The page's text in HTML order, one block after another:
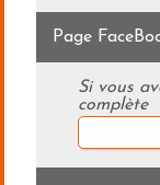
Page
Si vous
complète